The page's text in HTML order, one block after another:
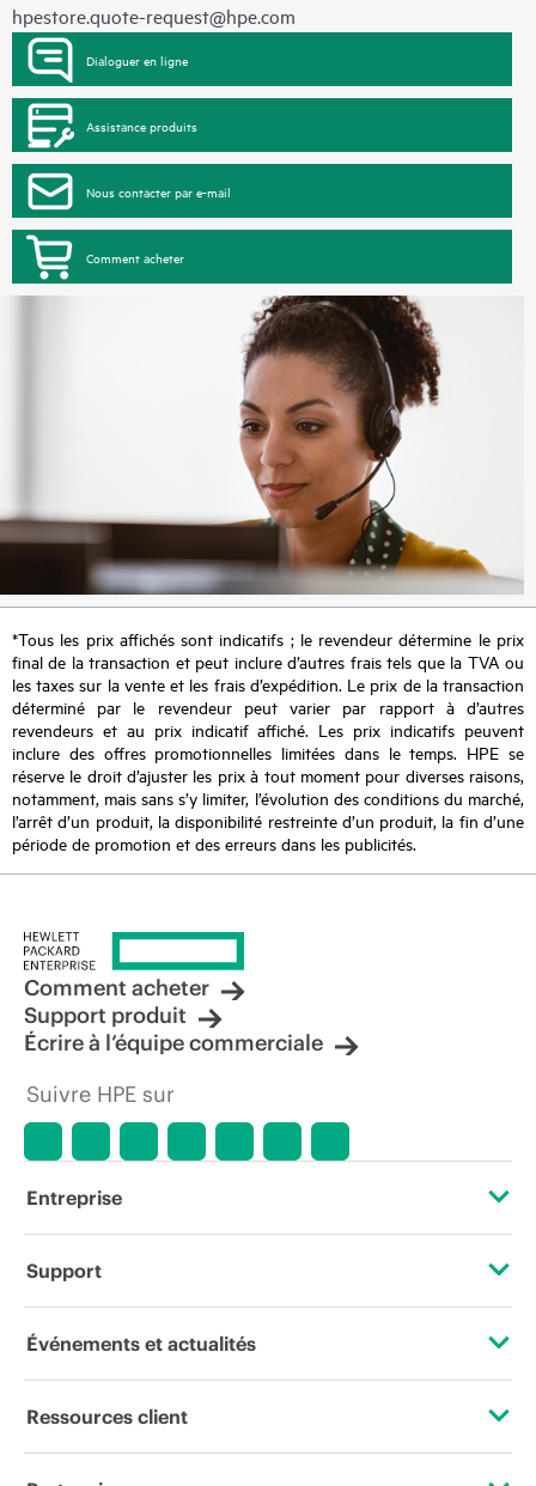
hpestore.quote-request@hpe.com
Dialoguer en ligne
Assistance produits
Nous contacter par e-mail
Comment acheter
*Tous les prix affichés sont indicatifs ; le revendeur détermine le prix
final de la transaction et peut inclure d’autres frais tels que la TVA ou
les taxes sur la vente et les frais d’expédition. Le prix de la transaction
déterminé par le revendeur peut varier par rapport à d’autres
revendeurs et au prix indicatif affiché. Les prix indicatifs peuvent
inclure des offres promotionnelles limitées dans le temps. HPE se
réserve le droit d’ajuster les prix à tout moment pour diverses raisons,
notamment, mais sans s’y limiter, l’évolution des conditions du marché,
l’arrêt d’un produit, la disponibilité restreinte d’un produit, la fin d’une
période de promotion et des erreurs dans les publicités.
Comment acheter
Support produit
Écrire à l’équipe commerciale
Suivre HPE sur
Entreprise
À propos de HPE
Responsabilité d’entreprise
Support
Services d’assistance opérationnelle (OSS)
Événements et actualités
Événements
Ressources client
Nous contacter